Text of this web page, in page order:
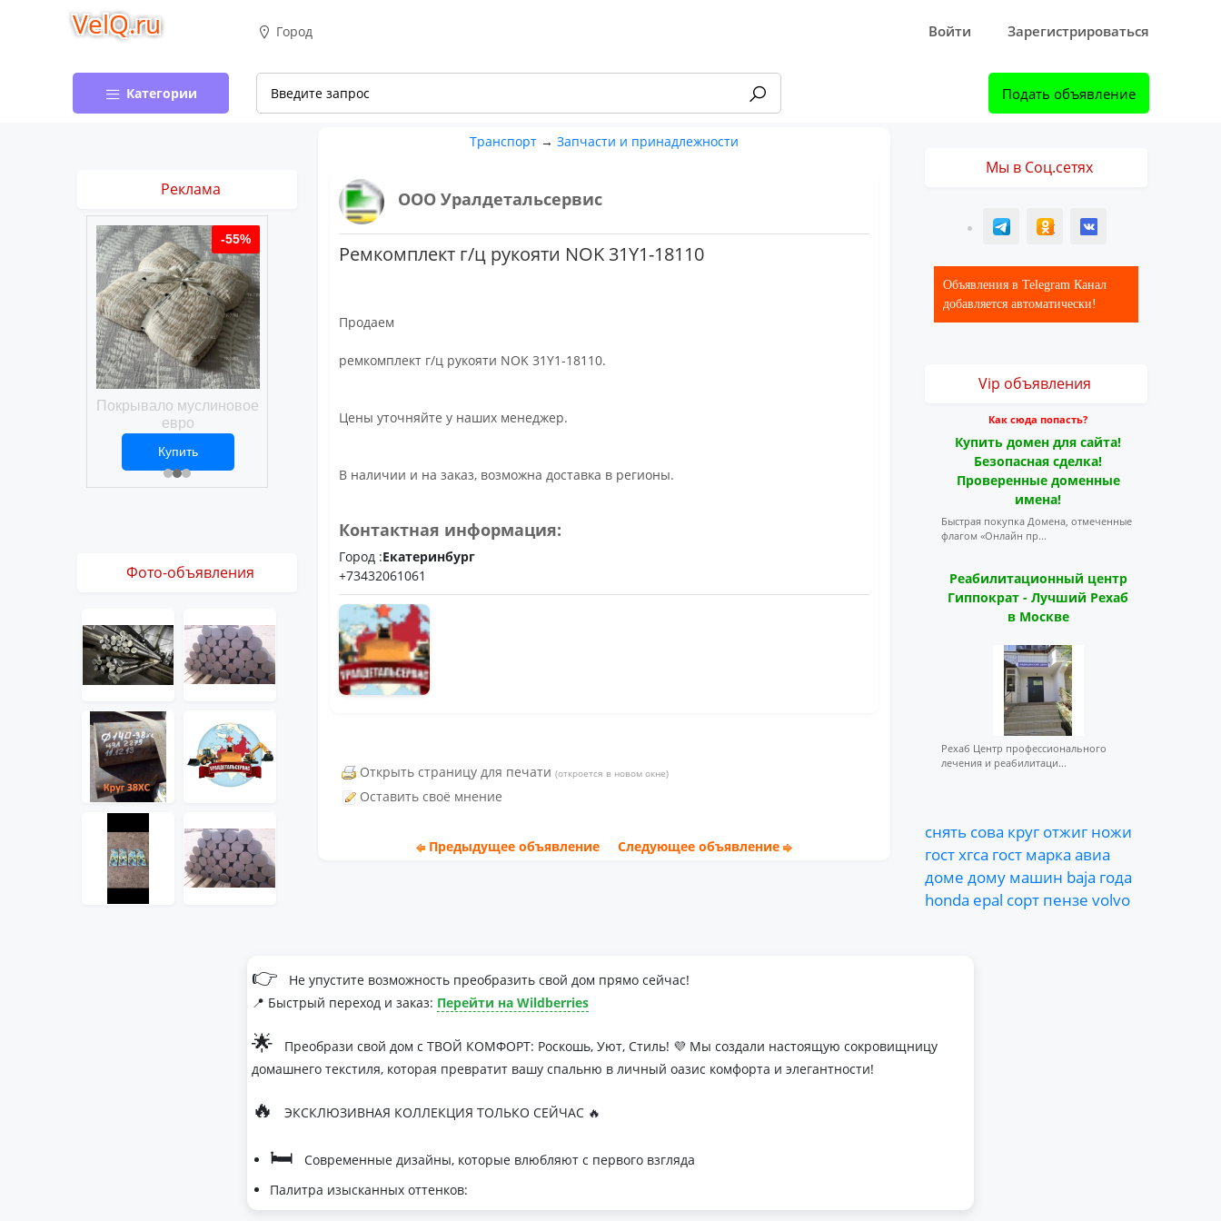
VelQ.ru Город Войти Зарегистрироваться
Категории Подать объявление
Транспорт→ Запчасти и принадлежности
ООО Уралдетальсервис
Ремкомплект г/ц рукояти NOK 31Y1-18110
Продаем
ремкомплект г/ц рукояти NOK 31Y1-18110.
Цены уточняйте у наших менеджер.
В наличии и на заказ, возможна доставка в регионы.
Контактная информация:
Город :Екатеринбург
+73432061061
Открыть страницу для печати (откроется в новом окне)
Оставить своё мнение
Предыдущее объявление Следующее объявление
Реклама
-55%
Покрывало муслиновое
евро
2 469 ₽
Купить
-55%
Покрывало вафельное
Фото-объявления
Мы в Соц.сетях
T ОК ВК
Объявления в Telegram Канал
добавляется автоматически!
Vip объявления
Как сюда попасть?
Купить домен для сайта!
Безопасная сделка!
Проверенные доменные
имена!
Быстрая покупка Домена, отмеченные
флагом «Онлайн пр...
Реабилитационный центр
Гиппократ - Лучший Рехаб
в Москве
Рехаб Центр профессионального
лечения и реабилитаци...
снять сова круг отжиг ножи
гостхгса гост марка авиа
доме дому машин baja года
honda epal сорт пензе volvo
👉
Не упустите возможность преобразить свой дом прямо сейчас!
📍 Быстрый переход и заказ: Перейти на Wildberries
🌟
Преобрази свой дом с ТВОЙ КОМФОРТ: Роскошь, Уют, Стиль! 💜 Мы создали настоящую сокровищницу
домашнего текстиля, которая превратит вашу спальню в личный оазис комфорта и элегантности!
🔥 ЭКСКЛЮЗИВНАЯ КОЛЛЕКЦИЯ ТОЛЬКО СЕЙЧАС 🔥
🛏
Современные дизайны, которые влюбляют с первого взгляда
Палитра изысканных оттенков: